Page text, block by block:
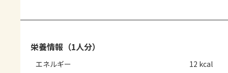
栄養情報（1人分）
エネルギー 12 kcal